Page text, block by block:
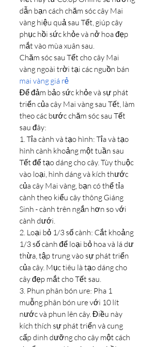
dẫn bạn cách chăm sóc cây Mai
vàng hiệu quả sau Tết, giúp cây
phục hồi sức khỏe và nở hoa đẹp
mắt vào mùa xuân sau.
Chăm sóc sau Tết cho cây Mai
mai vàng giá rẻ
Để đảm bảo sức khỏe và sự phát
triển của cây Mai vàng sau Tết, làm
theo các bước chăm sóc sau Tết
sau đây:
1. Tỉa cành và tạo hình: Tỉa và tạo
hình cành khoảng một tuần sau
Tết để tạo dáng cho cây. Tùy thuộc
vào loại, hình dáng và kích thước
của cây Mai vàng, bạn có thể tỉa
cành theo kiểu cây thông Giáng
Sinh - cành trên ngắn hơn so với
cành dưới.
2. Loại bỏ 1/3 số cành: Cắt khoảng
1/3 số cành để loại bỏ hoa và lá dư
thừa, tập trung vào sự phát triển
của cây. Mục tiêu là tạo dáng cho
cây đẹp mắt cho Tết sau.
3. Phun phân bón ure: Pha 1
muỗng phân bón ure với 10 lít
nước và phun lên cây. Điều này
kích thích sự phát triển và cung
cấp dinh dưỡng cho cây một cách